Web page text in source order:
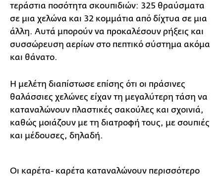
τεράστια ποσότητα σκουπιδιών: 325 θραύσματα
σε μια χελώνα και 32 κομμάτια από δίχτυα σε μια
άλλη. Αυτά μπορούν να προκαλέσουν ρήξεις και
συσσώρευση αερίων στο πεπτικό σύστημα ακόμα
και θάνατο.
Η μελέτη διαπίστωσε επίσης ότι οι πράσινες
θαλάσσιες χελώνες είχαν τη μεγαλύτερη τάση να
καταναλώνουν πλαστικές σακούλες και σχοινιά,
καθώς μοιάζουν με τη διατροφή τους, με σουπιές
και μέδουσες, δηλαδή.
Οι καρέτα- καρέτα καταναλώνουν περισσότερο